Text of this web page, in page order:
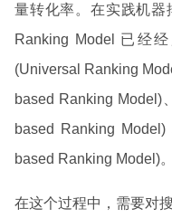
量转化率。在实践机器
Ranking Model 已经
(Universal Ranking
based Ranking
based Ranking
based Ranking Model)。
在这个过程中，需要对